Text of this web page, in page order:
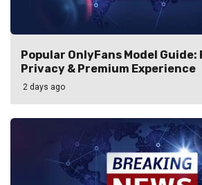
Popular OnlyFans Model
Privacy & Premium Experience
2 days ago